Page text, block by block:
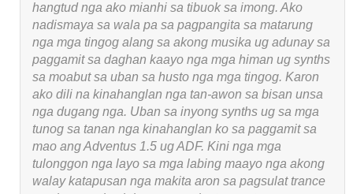
hangtud nga ako mianhi sa tibuok sa imong. Ako
nadismaya sa wala pa sa pagpangita sa matarung
nga mga tingog alang sa akong musika ug adunay sa
paggamit sa daghan kaayo nga mga himan ug synths
sa moabut sa uban sa husto nga mga tingog. Karon
ako dili na kinahanglan nga tan-awon sa bisan unsa
nga dugang nga. Uban sa inyong synths ug sa mga
tunog sa tanan nga kinahanglan ko sa paggamit sa
mao ang Adventus 1.5 ug ADF. Kini nga mga
tulonggon nga layo sa mga labing maayo nga akong
walay katapusan nga makita aron sa pagsulat trance